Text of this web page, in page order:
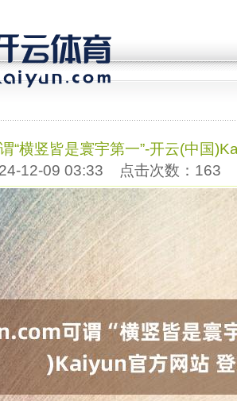
“横竖皆是寰宇第一”-开云(中国
12-09 03:33 点击次数：163